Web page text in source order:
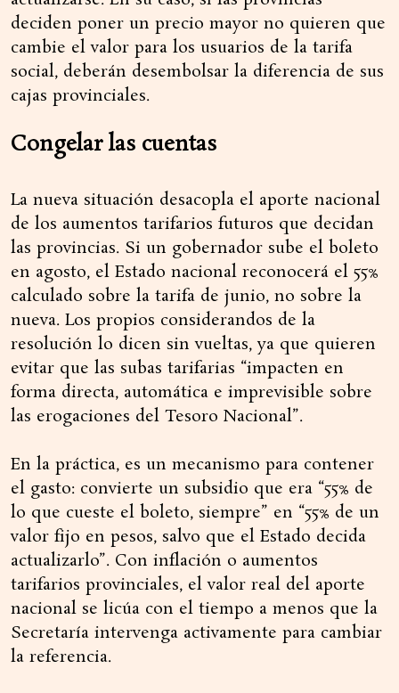
deciden poner un precio mayor no quieren que
cambie el valor para los usuarios de la tarifa
social, deberán desembolsar la diferencia de sus
cajas provinciales.
Congelar las cuentas
La nueva situación desacopla el aporte nacional
de los aumentos tarifarios futuros que decidan
las provincias. Si un gobernador sube el boleto
en agosto, el Estado nacional reconocerá el 55%
calculado sobre la tarifa de junio, no sobre la
nueva. Los propios considerandos de la
resolución lo dicen sin vueltas, ya que quieren
evitar que las subas tarifarias “impacten en
forma directa, automática e imprevisible sobre
las erogaciones del Tesoro Nacional”.
En la práctica, es un mecanismo para contener
el gasto: convierte un subsidio que era “55% de
lo que cueste el boleto, siempre” en “55% de un
valor fijo en pesos, salvo que el Estado decida
actualizarlo”. Con inflación o aumentos
tarifarios provinciales, el valor real del aporte
nacional se licúa con el tiempo a menos que la
Secretaría intervenga activamente para cambiar
la referencia.